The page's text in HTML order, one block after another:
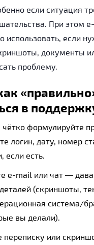
если ситуация
При этом
использовать, если
документы
проблему.
в
чётко формулируйте
логин, дату, номер
если есть.
e-mail или чат —
(скриншоты,
система/
вы делали).
переписку или